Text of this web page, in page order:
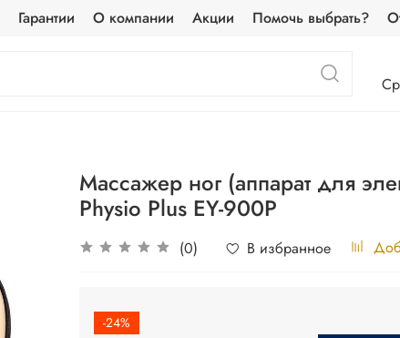
Гарантии О компании Акции Помочь выбрать?
Массажер ног (аппарат для
Physio Plus EY-900P
(0) В избранное
-24%